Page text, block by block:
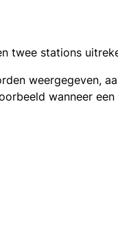
twee stations
weergegeven,
wanneer